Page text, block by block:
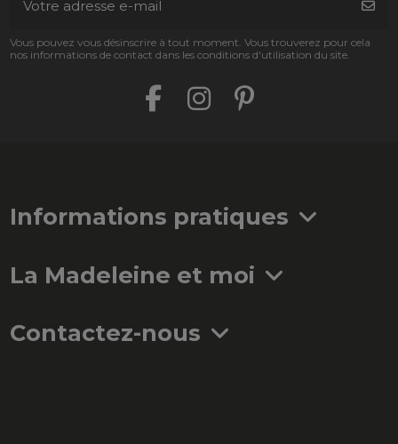
Vous pouvez vous désinscrire à tout moment. Vous trouverez pour cela
nos informations de contact dans les conditions d'utilisation du site.
Informations pratiques
La Madeleine et moi
Contactez-nous